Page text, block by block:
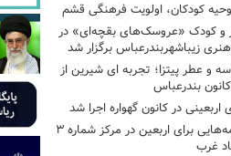
کودکان، اولویت فرهنگی قشم
و کودک «عروسک‌های بقچه‌ای» در
زیباشهربندرعباس برگزار شد
و عطر پیتزا؛ تجربه ای شیرین از
بندرعباس
اربعینی در کانون گهواره اجرا شد
اجرای برنامه‌هایی برای اربعین در مرکز شماره ۳
غرب